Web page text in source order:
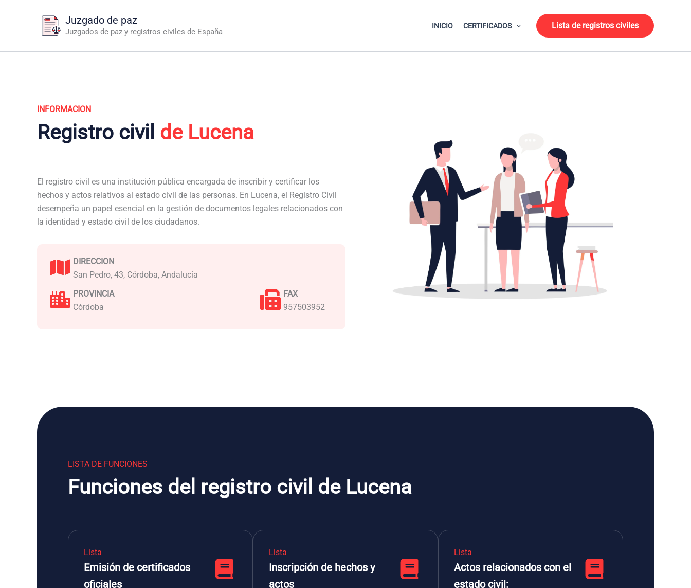
Juzgado de paz
Juzgados de paz y registros civiles de España
INICIO CERTIFICADOS Lista de registros civiles
INFORMACION
Registro civil de Lucena
El registro civil es una institución pública encargada de inscribir y certificar los
hechos y actos relativos al estado civil de las personas. En Lucena, el Registro Civil
desempeña un papel esencial en la gestión de documentos legales relacionados con
la identidad y estado civil de los ciudadanos.
DIRECCION
San Pedro, 43, Córdoba, Andalucía
PROVINCIA
Córdoba
FAX
957503952
LISTA DE FUNCIONES
Funciones del registro civil de Lucena
Lista
Emisión de certificados
oficiales
Lista
Inscripción de hechos y
actos
Lista
Actos relacionados con el
estado civil: